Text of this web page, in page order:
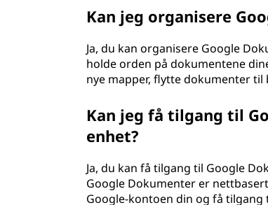
Kan jeg organisere
Ja, du kan organisere Google
holde orden på dokumentene
nye mapper, flytte dokumenter
Kan jeg få tilgang til
enhet?
Ja, du kan få tilgang til Google
Google Dokumenter er
Google-kontoen din og få